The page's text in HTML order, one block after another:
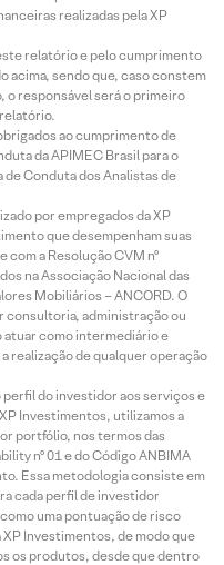
realizadas pela XP
relatório e pelo cumprimento
acima, sendo que, caso constem
o responsável será o primeiro
ao cumprimento de
da APIMEC Brasil para o
Conduta dos Analistas de
por empregados da XP
que desempenham suas
com a Resolução CVM nº
na Associação Nacional das
Mobiliários – ANCORD. O
consultoria, administração ou
como intermediário e
realização de qualquer operação
perfil do investidor aos serviços e
Investimentos, utilizamos a
portfólio, nos termos das
nº 01 e do Código ANBIMA
Essa metodologia consiste em
cada perfil de investidor
uma pontuação de risco
Investimentos, de modo que
os produtos, desde que dentro